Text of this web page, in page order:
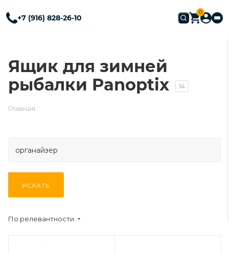
+7 (916) 828-26-10
0
Ящик для зимней
рыбалки Panoptix
14
Главная
ИСКАТЬ
По релевантности